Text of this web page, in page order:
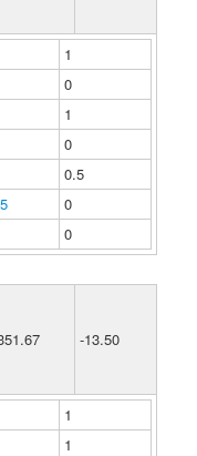
1
0
1
0
0.5
0
0
-13.50
1
1